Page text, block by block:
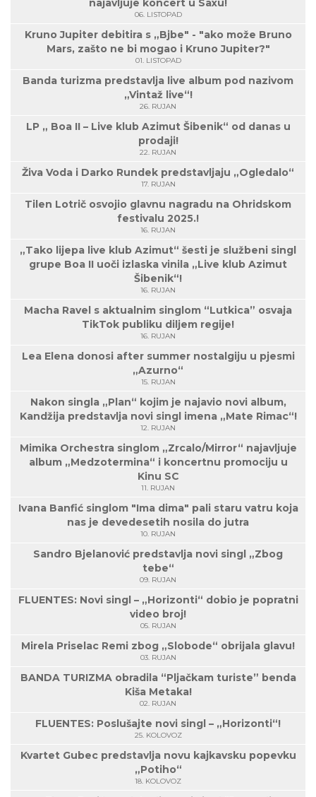
najavljuje koncert u Saxu!
06. LISTOPAD
Kruno Jupiter debitira s „Bjbe" - "ako može Bruno
Mars, zašto ne bi mogao i Kruno Jupiter?"
01. LISTOPAD
Banda turizma predstavlja live album pod nazivom
„Vintaž live“!
26. RUJAN
LP „ Boa II – Live klub Azimut Šibenik“ od danas u
prodaji!
22. RUJAN
Živa Voda i Darko Rundek predstavljaju „Ogledalo“
17. RUJAN
Tilen Lotrič osvojio glavnu nagradu na Ohridskom
festivalu 2025.!
16. RUJAN
„Tako lijepa live klub Azimut“ šesti je službeni singl
grupe Boa II uoči izlaska vinila „Live klub Azimut
Šibenik“!
16. RUJAN
Macha Ravel s aktualnim singlom “Lutkica” osvaja
TikTok publiku diljem regije!
16. RUJAN
Lea Elena donosi after summer nostalgiju u pjesmi
„Azurno“
15. RUJAN
Nakon singla „Plan“ kojim je najavio novi album,
Kandžija predstavlja novi singl imena „Mate Rimac“!
12. RUJAN
Mimika Orchestra singlom „Zrcalo/Mirror“ najavljuje
album „Medzotermina“ i koncertnu promociju u
Kinu SC
11. RUJAN
Ivana Banfić singlom "Ima dima" pali staru vatru koja
nas je devedesetih nosila do jutra
10. RUJAN
Sandro Bjelanović predstavlja novi singl „Zbog
tebe“
09. RUJAN
FLUENTES: Novi singl – „Horizonti“ dobio je popratni
video broj!
05. RUJAN
Mirela Priselac Remi zbog „Slobode“ obrijala glavu!
03. RUJAN
BANDA TURIZMA obradila “Pljačkam turiste” benda
Kiša Metaka!
02. RUJAN
FLUENTES: Poslušajte novi singl – „Horizonti“!
25. KOLOVOZ
Kvartet Gubec predstavlja novu kajkavsku popevku
„Potiho“
18. KOLOVOZ